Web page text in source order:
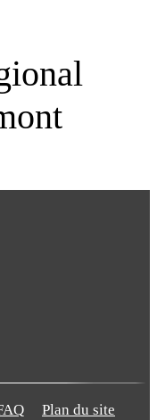
Plan du site